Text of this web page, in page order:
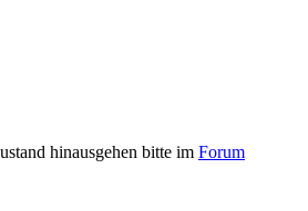
hinausgehen bitte im Forum